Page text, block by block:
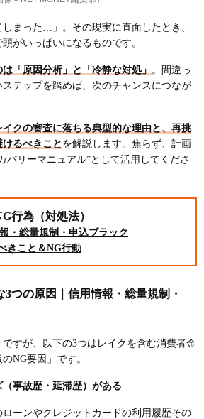
しまった…」。その現実に直面したとき、
がいっぱいになるものです。
「原因分析」と「冷静な対処」 。間違っ
テップを踏めば、次のチャンスにつなが
イクの審査に落ちる典型的な理由と、再挑
るべきこと を解説します。焦らず、計画
バリーマニュアル”として活用してくださ
行為（対処法）
・総量規制・申込ブラック
きこと＆NG行動
つの原因｜信用情報・総量規制・
すが、以下の3つはレイクを含む消費者金
NG要因」です。
事故歴・延滞歴）がある
ーンやクレジットカードの利用履歴その